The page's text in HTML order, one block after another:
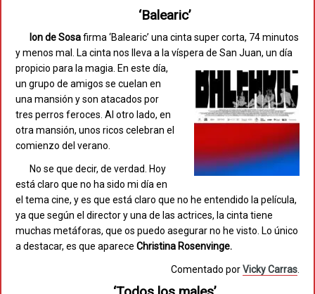
‘Balearic’
Ion de Sosafirma ‘Balearic’ una cinta super corta, 74 minutos
y menos mal. La cinta nos lleva a la víspera de San Juan, un día
propicio para la magia. En este día,
un grupo de amigos se cuelan en
una mansión y son atacados por
tres perros feroces. Al otro lado, en
otra mansión, unos ricos celebran el
comienzo del verano.
No se que decir, de verdad. Hoy
está claro que no ha sido mi día en
el tema cine, y es que está claro que no he entendido la película,
ya que según el director y una de las actrices, la cinta tiene
muchas metáforas, que os puedo asegurar no he visto. Lo único
a destacar, es que aparece Christina Rosenvinge.
Comentado porVicky Carras.